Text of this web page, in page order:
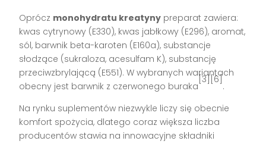
Oprócz monohydratu kreatyny preparat zawiera:
kwas cytrynowy (E330), kwas jabłkowy (E296), aromat,
sól, barwnik beta-karoten (E160a), substancje
słodzące (sukraloza, acesulfam K), substancję
przeciwzbrylającą (E551). W wybranych wariantach
obecny jest barwnik z czerwonego buraka
[3][6]
.
Na rynku suplementów niezwykle liczy się obecnie
komfort spożycia, dlatego coraz większa liczba
producentów stawia na innowacyjne składniki